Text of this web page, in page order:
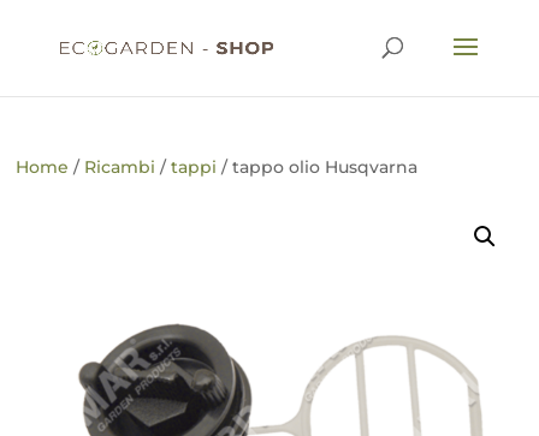
Home / Ricambi /tappi / tappo olio Husqvarna